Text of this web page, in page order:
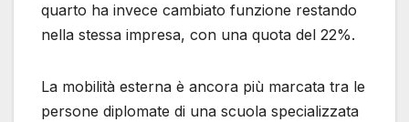
quarto ha invece cambiato funzione restando
nella stessa impresa, con una quota del 22%.
La mobilità esterna è ancora più marcata tra le
persone diplomate di una scuola specializzata